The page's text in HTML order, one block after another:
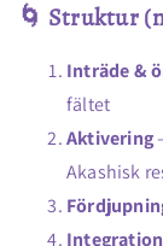
🌀 Struktur
Inträde &
fältet
Aktivering
Akashisk
Integration